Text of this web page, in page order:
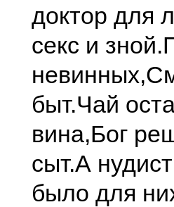
доктор для
секс и зной.
невинных,
быт.Чай
вина,Бог
сыт.А
было для